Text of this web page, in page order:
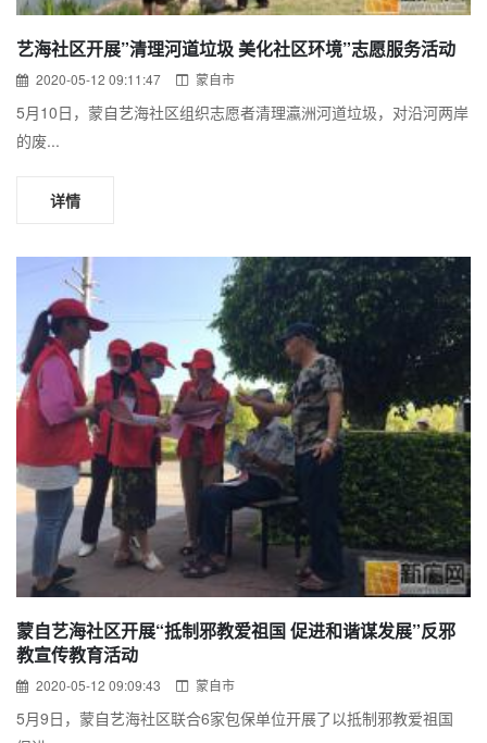
艺海社区开展”清理河道垃圾 美化社区环境”志愿服务活动
2020-05-12 09:11:47 蒙自市
5月10日，蒙自艺海社区组织志愿者清理瀛洲河道垃圾，对沿河两岸
的废...
详情
蒙自艺海社区开展“抵制邪教爱祖国 促进和谐谋发展”反邪
教宣传教育活动
2020-05-12 09:09:43 蒙自市
5月9日，蒙自艺海社区联合6家包保单位开展了以抵制邪教爱祖国